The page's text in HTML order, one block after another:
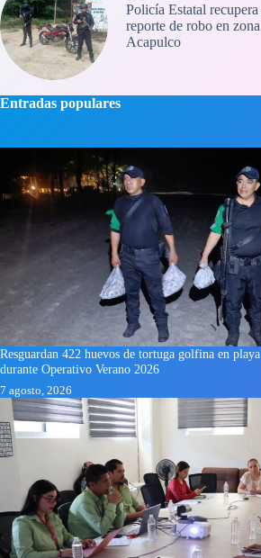
Policía Estatal
reporte de robo en
Acapulco
Entradas populares
Resguardan 422 huevos de tortuga golfina en
durante Operativo Verano 2026
7 agosto, 2026